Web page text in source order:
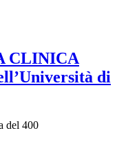
CLINICA
di
del 400